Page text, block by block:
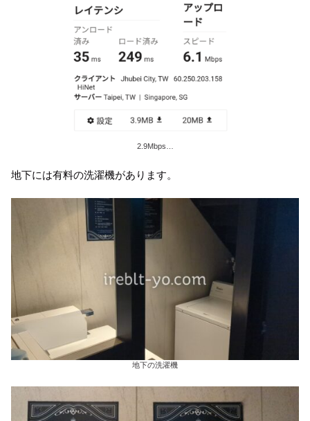
2.9Mbps…
地下には有料の洗濯機があります。
地下の洗濯機